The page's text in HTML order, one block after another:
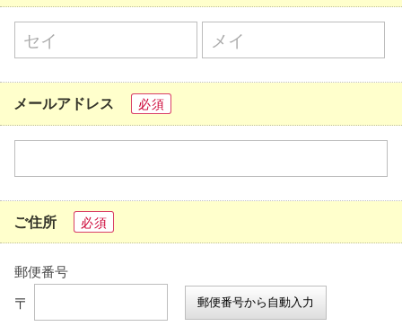
メールアドレス 必須
ご住所 必須
郵便番号
〒 郵便番号から自動入力